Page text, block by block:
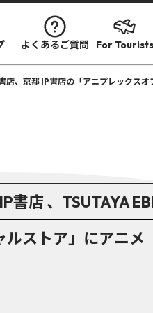
よくあるご質問 For Tourists
、京都 IP書店の「アニプレックス
店 、TSUTAYA
ストア」にアニメ